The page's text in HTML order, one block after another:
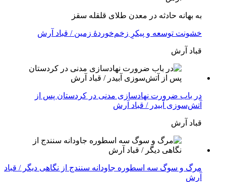
بە بهانه حادثە در معدن طلای قلقله سقز
خشونت توسعه و پیکرِ زخم‌خوردهٔ زمین / قباد آرش
قباد آرش
در باب ضرورت نهادسازی مدنی در کردستان پس از
آتش‌سوزی آبیدر / قباد آرش
قباد آرش
مرگ و سوگ سه اسطوره جاودانه سنندج از نگاهی دیگر / قباد
آرش